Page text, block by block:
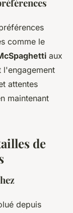
comme le
aux
l'engagement
attentes
maintenant
de
depuis